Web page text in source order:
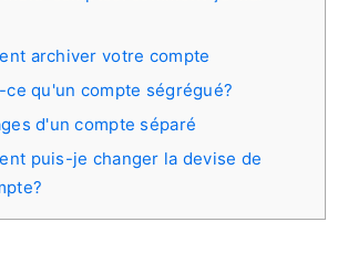
archiver votre compte
ce qu'un compte ségrégué?
d'un compte séparé
puis-je changer la devise de